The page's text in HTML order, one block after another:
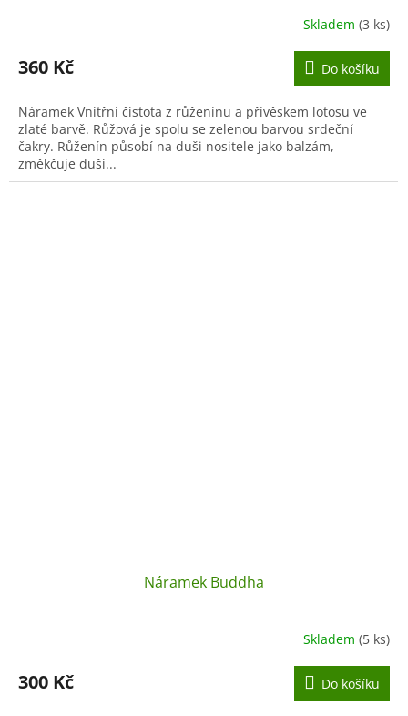
Skladem (3 ks)
360 Kč Do košíku
Náramek Vnitřní čistota z růženínu a přívěskem lotosu ve
zlaté barvě. Růžová je spolu se zelenou barvou srdeční
čakry. Růženín působí na duši nositele jako balzám,
změkčuje duši...
Náramek Buddha
Skladem (5 ks)
300 Kč Do košíku